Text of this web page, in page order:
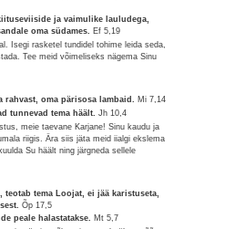
ja vaimulike lauludega,
oma südames. Ef 5,19
Isegi rasketel tundidel tohime leida seda,
Tee meid võimeliseks nägema Sinu
rahvast, oma pärisosa lambaid. Mi 7,14
tunnevad tema häält.Jh 10,4
meie taevane Karjane! Sinu kaudu ja
riigis. Ära siis jäta meid iialgi ekslema
Su häält ning järgneda sellele
teotab tema Loojat, ei jää karistuseta,
Õp 17,5
peale halastatakse. Mt 5,7